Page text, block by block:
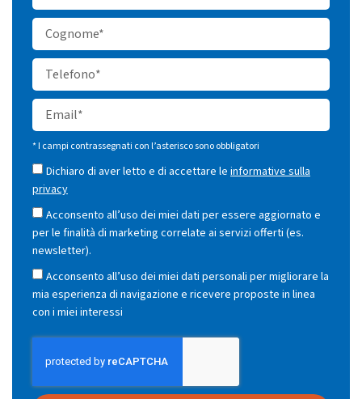
* I campi contrassegnati con l’asterisco sono obbligatori
Dichiaro di aver letto e di accettare le informative sulla
privacy
Acconsento all’uso dei miei dati per essere aggiornato e
per le finalità di marketing correlate ai servizi offerti (es.
newsletter).
Acconsento all’uso dei miei dati personali per migliorare la
mia esperienza di navigazione e ricevere proposte in linea
con i miei interessi